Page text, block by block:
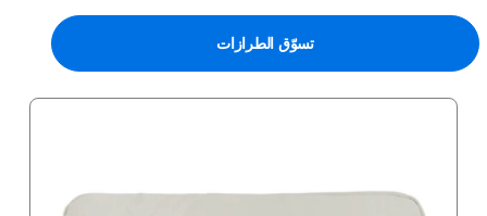
تسوّق الطرازات